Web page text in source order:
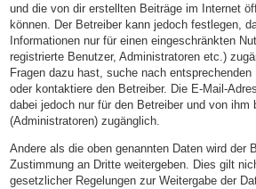
und die von dir erstellten Beiträge im Internet
können. Der Betreiber kann jedoch festlegen,
Informationen nur für einen eingeschränkten
registrierte Benutzer, Administratoren etc.)
Fragen dazu hast, suche nach
oder kontaktiere den Betreiber. Die E-Mail-
dabei jedoch nur für den Betreiber und von ihm
(Administratoren) zugänglich.
Andere als die oben genannten Daten wird der
Zustimmung an Dritte weitergeben. Dies gilt
gesetzlicher Regelungen zur Weitergabe der